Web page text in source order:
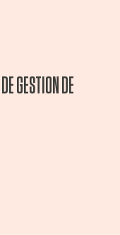
GESTION DE